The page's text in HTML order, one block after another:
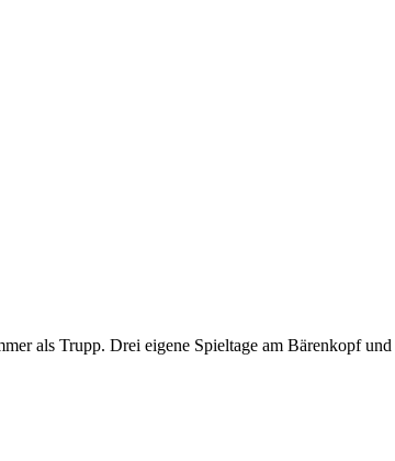
als Trupp. Drei eigene Spieltage am Bärenkopf und